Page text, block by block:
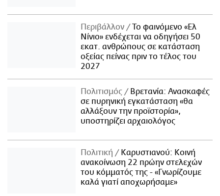
Περιβάλλον
Το φαινόμενο «Ελ
Νίνιο» ενδέχεται να οδηγήσει 50
εκατ. ανθρώπους σε κατάσταση
οξείας πείνας πριν το τέλος του
2027
Πολιτισμός
Βρετανία: Ανασκαφές
σε πυρηνική εγκατάσταση «θα
αλλάξουν την προϊστορία»,
υποστηρίζει αρχαιολόγος
Πολιτική
Καρυστιανού: Κοινή
ανακοίνωση 22 πρώην στελεχών
του κόμματός της - «Γνωρίζουμε
καλά γιατί αποχωρήσαμε»